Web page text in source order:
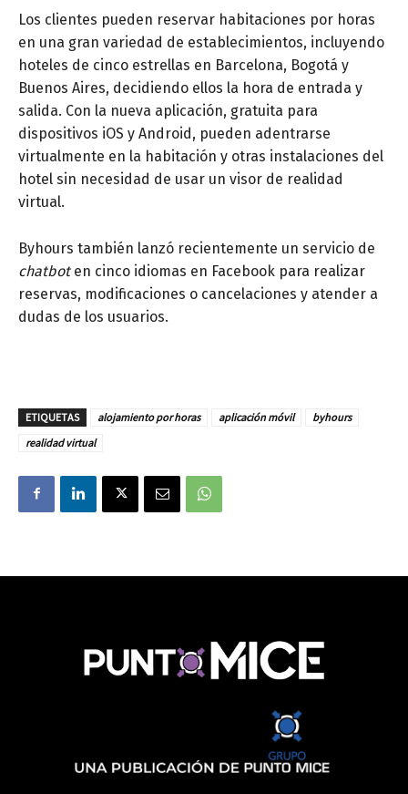
Los clientes pueden reservar habitaciones por horas
en una gran variedad de establecimientos, incluyendo
hoteles de cinco estrellas en Barcelona, Bogotá y
Buenos Aires, decidiendo ellos la hora de entrada y
salida. Con la nueva aplicación, gratuita para
dispositivos iOS y Android, pueden adentrarse
virtualmente en la habitación y otras instalaciones del
hotel sin necesidad de usar un visor de realidad
virtual.
Byhours también lanzó recientemente un servicio de
chatboten cinco idiomas en Facebook para realizar
reservas, modificaciones o cancelaciones y atender a
dudas de los usuarios.
ETIQUETAS alojamiento por horas aplicación móvil
byhours
realidad virtual